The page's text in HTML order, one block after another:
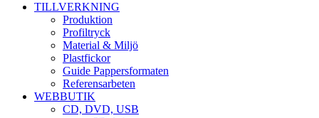
TILLVERKNING
Produktion
Profiltryck
Material & Miljö
Plastfickor
Guide Pappersformaten
Referensarbeten
WEBBUTIK
CD, DVD, USB